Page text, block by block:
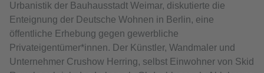
Urbanistik der Bauhausstadt Weimar, diskutierte die
Enteignung der Deutsche Wohnen in Berlin, eine
öffentliche Erhebung gegen gewerbliche
Privateigentümer*innen. Der Künstler, Wandmaler und
Unternehmer Crushow Herring, selbst Einwohner von Skid